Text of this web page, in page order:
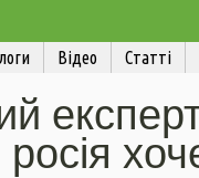
Відео Статті
росія